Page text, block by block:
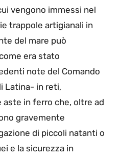
vengono immessi nel
trappole artigianali in
del mare può
era stato
note del Comando
Latina- in reti,
in ferro che, oltre ad
gravemente
di piccoli natanti o
e la sicurezza in